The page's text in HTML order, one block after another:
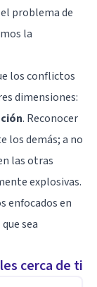
problema de
la
los conflictos
dimensiones:
. Reconocer
los demás; a no
las otras
explosivas.
enfocados en
sea
cerca de ti